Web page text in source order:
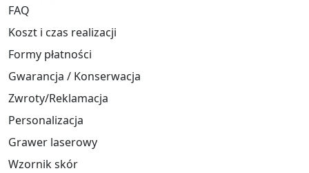
FAQ
Koszt i czas realizacji
Formy płatności
Gwarancja / Konserwacja
Zwroty/Reklamacja
Personalizacja
Grawer laserowy
Wzornik skór